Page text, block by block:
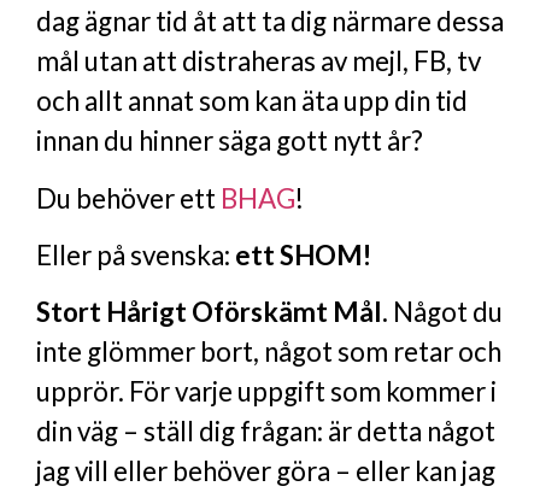
dag ägnar tid åt att ta dig närmare dessa
mål utan att distraheras av mejl, FB, tv
och allt annat som kan äta upp din tid
innan du hinner säga gott nytt år?
Du behöver ett BHAG!
Eller på svenska: ett SHOM!
Stort Hårigt Oförskämt Mål. Något du
inte glömmer bort, något som retar och
upprör. För varje uppgift som kommer i
din väg – ställ dig frågan: är detta något
jag vill eller behöver göra – eller kan jag